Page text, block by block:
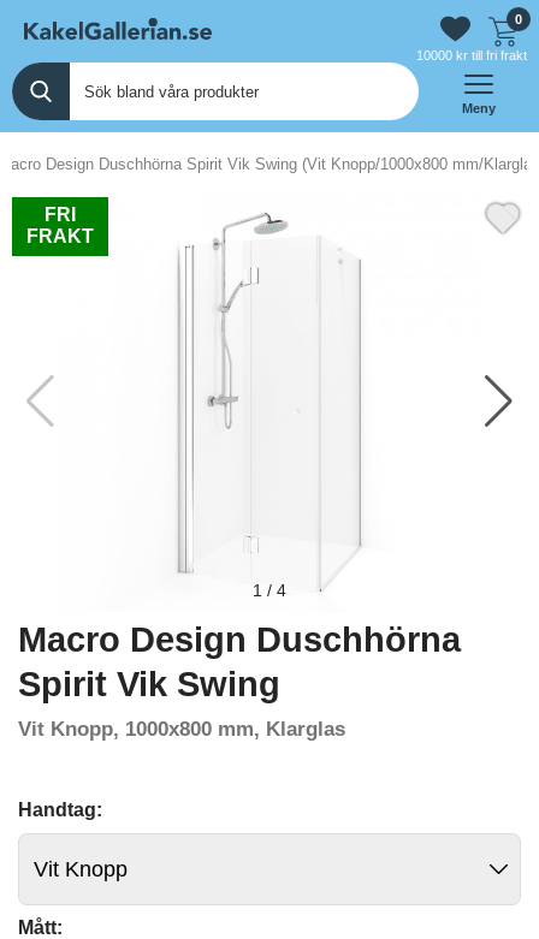
0
10000 kr till fri frakt
Meny
Design Duschhörna Spirit Vik Swing (Vit Knopp/1000x800 mm/
FRI
FRAKT
1 / 4
Macro Design Duschhörna
Spirit Vik Swing
Vit Knopp, 1000x800 mm, Klarglas
Handtag:
Mått: